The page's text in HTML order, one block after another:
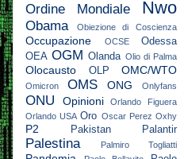
Ordine Mondiale
Nwo
Obama Obiezione di Coscienza
Occupazione OCSE
Odessa
OEA OGM Olanda Olio di Palma
Olocausto OLP OMC/WTO
Omicron OMS ONG Onlyfans
ONU Opinioni
Orlando Figuera
Orlando USA Oro Oscar Perez Oxhy
P2 Pakistan Palantir
Palestina Palmiro Togliatti